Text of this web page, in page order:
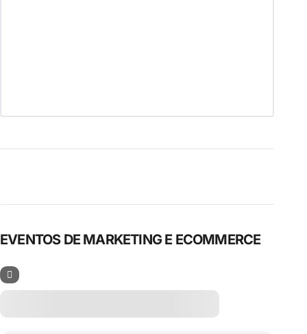
EVENTOS DE MARKETING E ECOMMERCE